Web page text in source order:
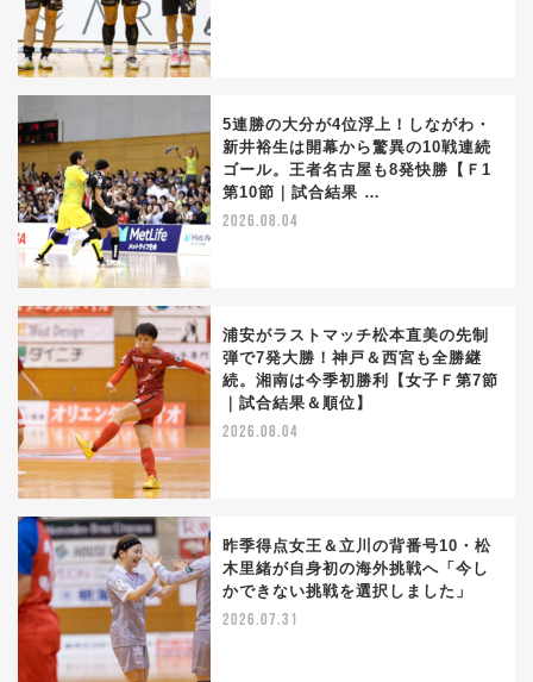
5連勝の大分が4位浮上！しながわ・
新井裕生は開幕から驚異の10戦連続
ゴール。王者名古屋も8発快勝【Ｆ1
第10節｜試合結果 …
2026.08.04
浦安がラストマッチ松本直美の先制
弾で7発大勝！神戸＆西宮も全勝継
続。湘南は今季初勝利【女子Ｆ第7節
｜試合結果＆順位】
2026.08.04
昨季得点女王＆立川の背番号10・松
木里緒が自身初の海外挑戦へ「今し
かできない挑戦を選択しました」
2026.07.31